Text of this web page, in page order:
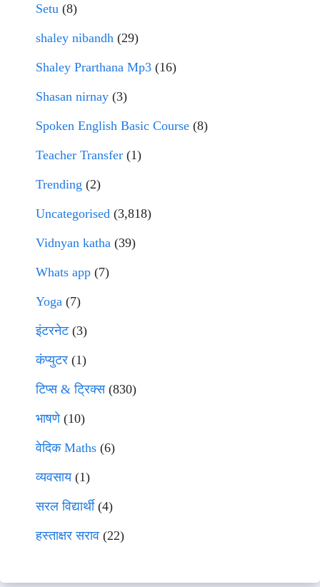
Setu (8)
shaley nibandh (29)
Shaley Prarthana Mp3 (16)
Shasan nirnay (3)
Spoken English Basic Course (8)
Teacher Transfer (1)
Trending (2)
Uncategorised (3,818)
Vidnyan katha (39)
Whats app (7)
Yoga (7)
इंटरनेट(3)
कंप्युटर (1)
टिप्स & ट्रिक्स(830)
भाषणे(10)
वेदिक Maths (6)
व्यवसाय(1)
सरल विद्यार्थी(4)
हस्ताक्षर सराव (22)